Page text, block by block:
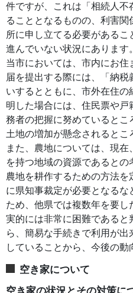
件ですが、これは「相続人
ることとなるものの、利害関
所に申し立てる必要がある
進んでいない状況にあります。
当市においては、市内にお
届を提出する際には、「納
いするとともに、市外在住の
明した場合には、住民票や
務者の把握に努めているとこ
土地の増加が懸念されるとこ
また、農地については、現
を持つ地域の資源であると
農地を耕作するための方法
に県知事裁定が必要となる
ため、他県では複数年を要
実的には非常に困難である
ら、簡易な手続きで利用が
していることから、今後の動
空き家について
空き家の状況とその対策に